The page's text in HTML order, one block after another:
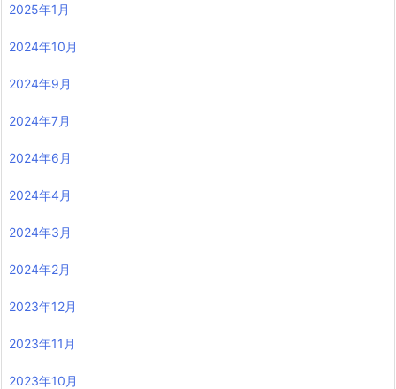
2025年1月
2024年10月
2024年9月
2024年7月
2024年6月
2024年4月
2024年3月
2024年2月
2023年12月
2023年11月
2023年10月